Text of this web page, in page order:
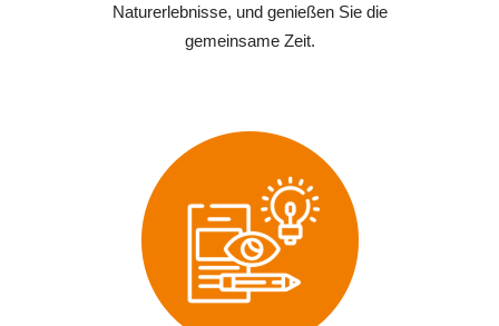
Naturerlebnisse, und genießen Sie die
gemeinsame Zeit.